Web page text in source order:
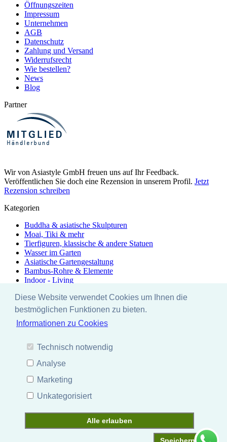
Öffnungszeiten
Impressum
Unternehmen
AGB
Datenschutz
Zahlung und Versand
Widerrufsrecht
Wie bestellen?
News
Blog
Partner
Wir von Asiastyle GmbH freuen uns auf Ihr Feedback.
Veröffentlichen Sie doch eine Rezension in unserem Profil. Jetzt
Rezension schreiben
Kategorien
Buddha & asiatische Skulpturen
Moai, Tiki & mehr
Tierfiguren, klassische & andere Statuen
Wasser im Garten
Asiatische Gartengestaltung
Bambus-Rohre & Elemente
Indoor - Living
Edelrost von Saremo
Zubehör & Pflege
Rabattaktionen
Ausstellung
Yoga - Linie
Lagerräumung
Facebook
Pinterest
Versandkosten
Asiastyle Shop | Garten – Steinkunst – Buddha-Skulpturen –
Diese Website verwendet Cookies um Ihnen die
bestmöglichen Funktionen zu bieten.
Informationen zu Cookies
Technisch notwendig
Analyse
Marketing
Unkategorisiert
Alle erlauben